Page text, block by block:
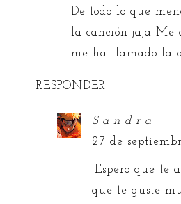
De todo lo que
la canción jaja Me
me ha llamado la
RESPONDER
S a n d r a
27 de
¡Espero que te
que te guste